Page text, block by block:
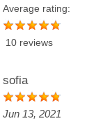
Average rating:
10 reviews
sofia
Jun 13, 2021